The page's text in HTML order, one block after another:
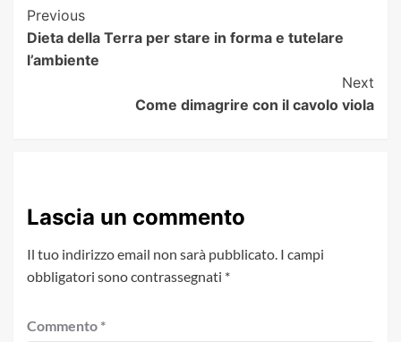
Post
Navigation
Previous
Dieta della Terra per stare in forma e tutelare
l’ambiente
Next
Come dimagrire con il cavolo viola
Lascia un commento
Il tuo indirizzo email non sarà pubblicato. I campi
obbligatori sono contrassegnati *
Commento *